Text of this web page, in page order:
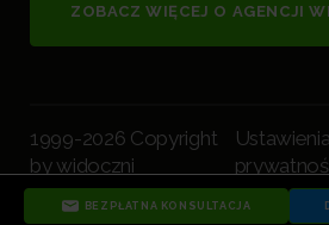
ZOBACZ WIĘCEJ O AGENCJI
1999-2026 Copyright
by widoczni
Ustawienia
BEZPŁATNA KONSULTACJA